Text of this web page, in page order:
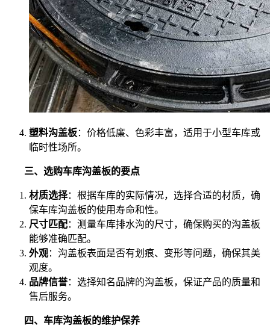
塑料沟盖板：价格低廉、色彩丰富，适用于小型车库或
临时性场所。
三、选购车库沟盖板的要点
材质选择：根据车库的实际情况，选择合适的材质，确
保车库沟盖板的使用寿命和性。
尺寸匹配：测量车库排水沟的尺寸，确保购买的沟盖板
能够准确匹配。
外观：沟盖板表面是否有划痕、变形等问题，确保其美
观度。
品牌信誉：选择知名品牌的沟盖板，保证产品的质量和
售后服务。
四、车库沟盖板的维护保养